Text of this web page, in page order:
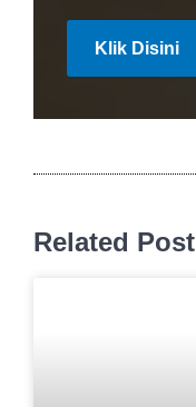
Klik Disini
Related Post